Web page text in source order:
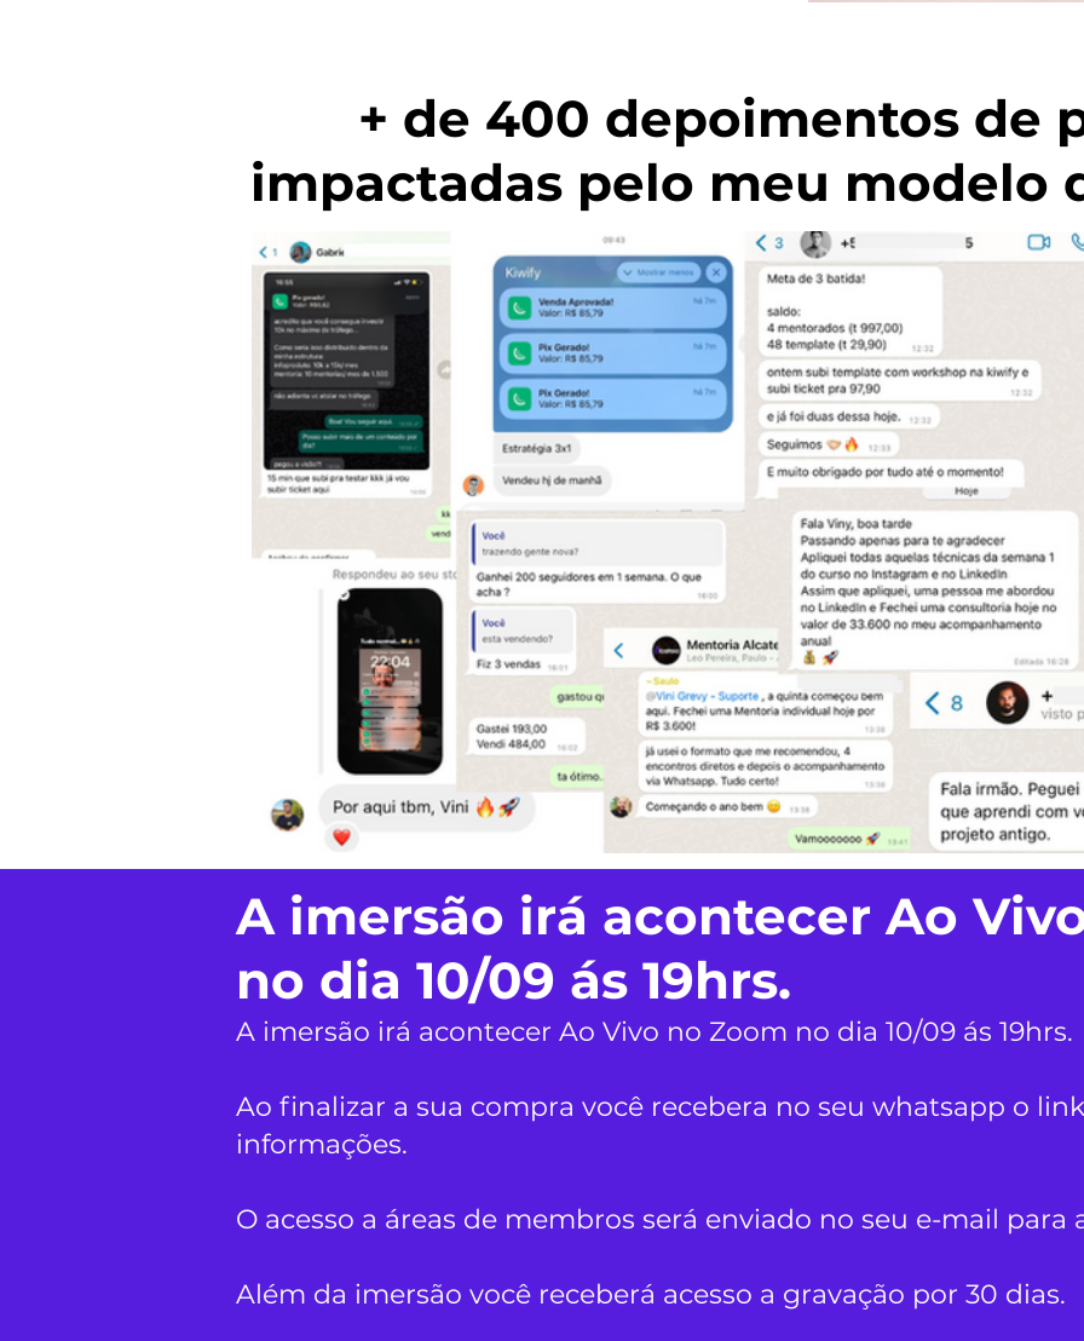
+ de 400 depoimentos de
impactadas pelo meu modelo
A imersão irá acontecer Ao
no dia 10/09 ás 19hrs.
A imersão irá acontecer Ao Vivo no Zoom no dia 10/09 ás 19hrs.
Ao finalizar a sua compra você recebera no seu whatsapp o
informações.
O acesso a áreas de membros será enviado no seu e-mail para
Além da imersão você receberá acesso a gravação por 30 dias.